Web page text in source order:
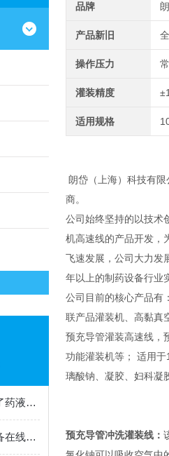
预充式注射器灌装机实现了药液灌装过程的自动化与可控化
预充式注射器灌装机还具备在线检测功能
品牌
产品新旧
操作压力
灌装精度
适用规格
朗岱（上海）科技有
商。
公司始终坚持的以技术
机高速线的产品开发，
飞速发展，公司大力发
年以上的制药设备行业
公司目前的核心产品有
联产品灌装机、高黏真
预充导管灌装高速线，
功能灌装机等； 适用
璃酸钠、凝胶、妇科凝
预充导管冲洗灌装线 ：